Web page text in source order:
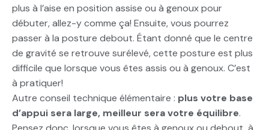
plus à l’aise en position assise ou à genoux pour
débuter, allez-y comme ça! Ensuite, vous pourrez
passer à la posture debout. Étant donné que le centre
de gravité se retrouve surélevé, cette posture est plus
difficile que lorsque vous êtes assis ou à genoux. C’est
à pratiquer!
Autre conseil technique élémentaire : plus votre base
d’appui sera large, meilleur sera votre équilibre.